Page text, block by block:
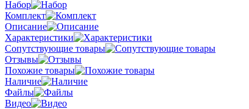
Набор
Комплект
Описание
Характеристики
Сопутствующие товары
Отзывы
Похожие товары
Наличие
Файлы
Видео